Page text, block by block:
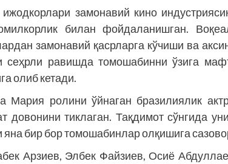
замонавий кино
билан фойдаланишган.
замонавий қасрларга кўчиши ва
сеҳрли равишда томошабинни ўзига
олиб кетади.
Мария ролини ўйнаган бразилиялик
довонини тиклаган. Тақдимот сўнгида
яна бир бор томошабинлар олқишига
Арзиев, Элбек Файзиев, Осиё